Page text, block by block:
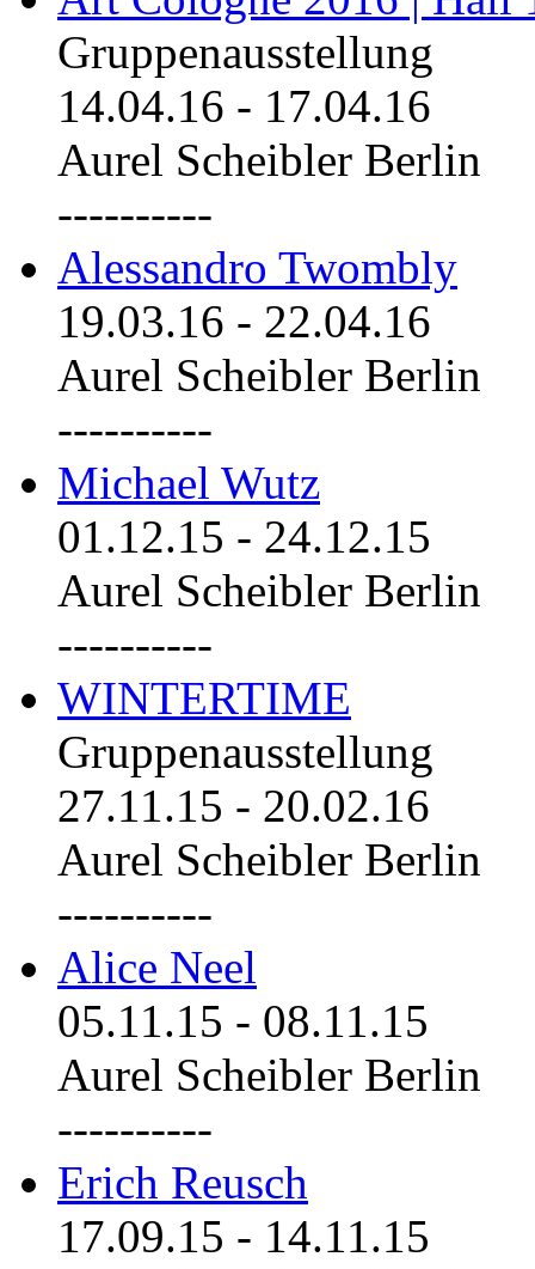
Gruppenausstellung
14.04.16 - 17.04.16
Aurel Scheibler Berlin
----------
Alessandro Twombly
19.03.16 - 22.04.16
Aurel Scheibler Berlin
----------
Michael Wutz
01.12.15 - 24.12.15
Aurel Scheibler Berlin
----------
WINTERTIME
Gruppenausstellung
27.11.15 - 20.02.16
Aurel Scheibler Berlin
----------
Alice Neel
05.11.15 - 08.11.15
Aurel Scheibler Berlin
----------
Erich Reusch
17.09.15 - 14.11.15